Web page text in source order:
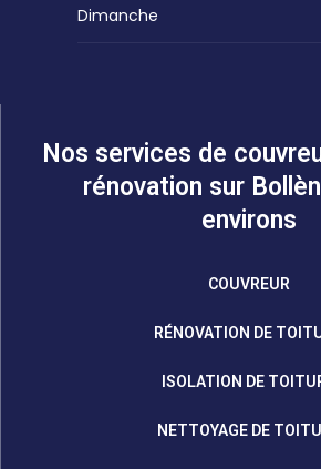
Dimanche
Nos services de
rénovation sur
environs
COUVREUR
RÉNOVATION DE
ISOLATION DE
NETTOYAGE DE